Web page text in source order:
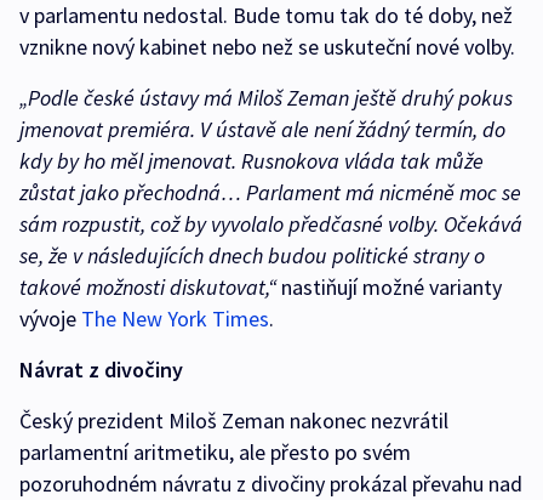
v parlamentu nedostal. Bude tomu tak do té doby, než
vznikne nový kabinet nebo než se uskuteční nové volby.
„Podle české ústavy má Miloš Zeman ještě druhý pokus
jmenovat premiéra. V ústavě ale není žádný termín, do
kdy by ho měl jmenovat. Rusnokova vláda tak může
zůstat jako přechodná… Parlament má nicméně moc se
sám rozpustit, což by vyvolalo předčasné volby. Očekává
se, že v následujících dnech budou politické strany o
takové možnosti diskutovat,“nastiňují možné varianty
vývoje The New York Times.
Návrat z divočiny
Český prezident Miloš Zeman nakonec nezvrátil
parlamentní aritmetiku, ale přesto po svém
pozoruhodném návratu z divočiny prokázal převahu nad